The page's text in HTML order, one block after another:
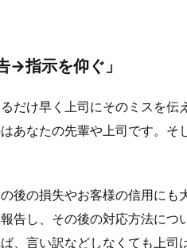
→指示を仰ぐ」
だけ早く上司にそのミスを伝
あなたの先輩や上司です。そ
後の損失やお客様の信用にも
告し、その後の対応方法につ
、言い訳などしなくても上司